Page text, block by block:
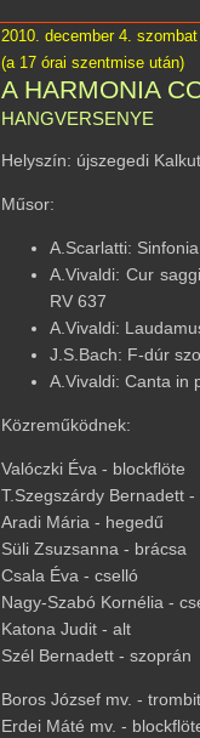
2010. december 4.
(a 17 órai szentmise után)
A HARMONIA
hangversenye
Helyszín: újszegedi
Műsor:
A.Scarlatti:
A.Vivaldi: Cur
RV 637
A.Vivaldi:
J.S.Bach: F-dúr
A.Vivaldi: Canta in
Közreműködnek:
Valóczki Éva - blockflöte
T.Szegszárdy Bernadett -
Aradi Mária - hegedű
Süli Zsuzsanna - brácsa
Csala Éva - cselló
Nagy-Szabó Kornélia -
Katona Judit - alt
Szél Bernadett - szoprán
Boros József mv. -
Erdei Máté mv. -